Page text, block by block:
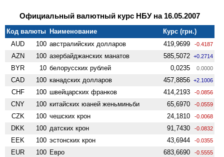
Официальный валютный курс НБУ на 16.05.2007
Код валюты Наименование
Курс (грн.)
AUD
100 австралийских долларов 419,9699 -0.4187
AZN 100 азербайджанских манатов 585,5072 +0.2714
BYR 10 белорусских рублей 0,0235 0.0000
CAD 100 канадских долларов 457,8856 +2.1006
CHF 100 швейцарских франков 414,2193 -0.0856
CNY 100 китайских юаней женьминьби 65,6970 -0.0559
CZK 100 чешских крон 24,1810 -0.0068
DKK 100 датских крон 91,7430 -0.0832
EEK 100 эстонских крон 43,6944 -0.0355
EUR 100 Евро 683,6690 -0.5555